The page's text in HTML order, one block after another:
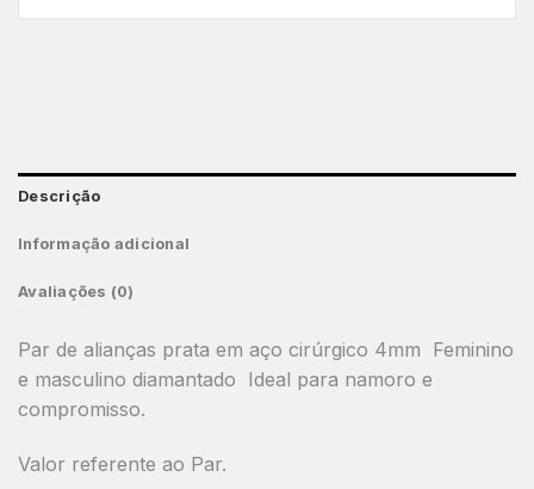
Descrição
Informação adicional
Avaliações (0)
Par de alianças prata em aço cirúrgico 4mm Feminino
e masculino diamantado Ideal para namoro e
compromisso.
Valor referente ao Par.